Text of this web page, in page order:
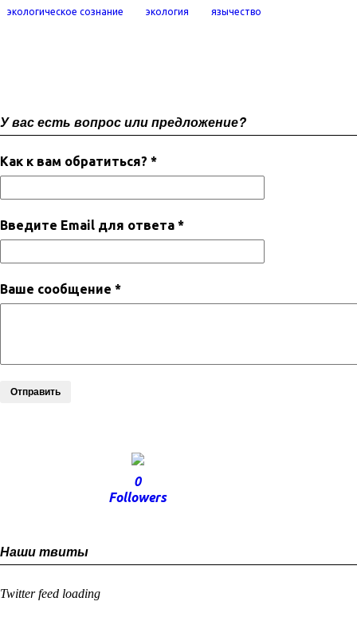
экологическое сознание экология язычество
У вас есть вопрос или предложение?
Как к вам обратиться? *
Введите Email для ответа *
Ваше сообщение *
Отправить
0
Followers
Наши твиты
Twitter feed loading